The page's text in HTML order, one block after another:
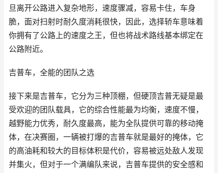
旦离开公路进入复杂地形，速度骤减，容易卡住，车身
脆，面对扫射时耐久度消耗很快，因此，选择轿车意味着
你拥有了公路上的速度之王，但也将战术路线基本绑定在
公路附近。
吉普车，全能的团队之选
接下来是吉普车，它分为三种顶棚，但硬顶吉普无疑是最
受欢迎的团队载具，它的综合性能最为均衡，速度不慢，
越野能力优秀，耐久度最高，能为全队提供可靠的移动掩
体，在决赛圈，一辆被打爆的吉普车就是最好的掩体，它
的高油耗和较大的目标体积是代价，容易被远处敌人发现
并集火，但对于一个满编队来说，吉普车提供的安全感和